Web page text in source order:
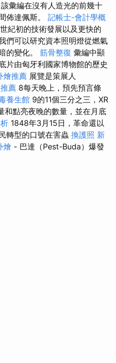
彙編在沒有人造光的前幾十
佈達佩斯。 記帳士-會計學概
紀初的技術發展以及更快的
們可以研究資本照明燈從燃氣
的變化。 筋骨整復 彙編中顯
片由匈牙利國家博物館的歷史
燴推薦 展覽是策展人
薦 8每天晚上，預先預言條
養生館 9的11個三分之三，XR
和點亮夜晚的數量，並在月底
1848年3月15日，革命還以
轉型的口號在害蟲 換護照 新
燴 - 巴達（Pest-Buda）爆發